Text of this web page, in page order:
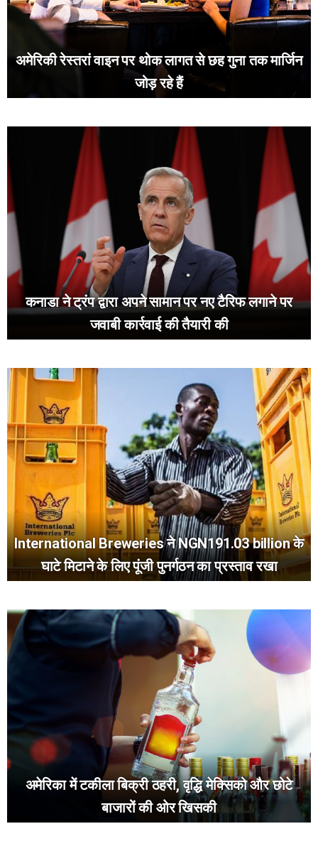
अमेरिकी रेस्तरां वाइन पर थोक लागत से छह गुना तक मार्जिन
जोड़ रहे हैं
कनाडा ने ट्रंप द्वारा अपने सामान पर नए टैरिफ लगाने पर
जवाबी कार्रवाई की तैयारी की
International Breweries ने NGN191.03 billion के
घाटे मिटाने के लिए पूंजी पुनर्गठन का प्रस्ताव रखा
अमेरिका में टकीला बिक्री ठहरी, वृद्धि मेक्सिको और छोटे
बाजारों की ओर खिसकी